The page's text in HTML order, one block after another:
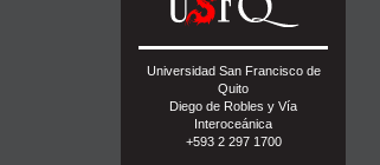
Universidad San Francisco de
Quito
Diego de Robles y Vía
Interoceánica
+593 2 297 1700